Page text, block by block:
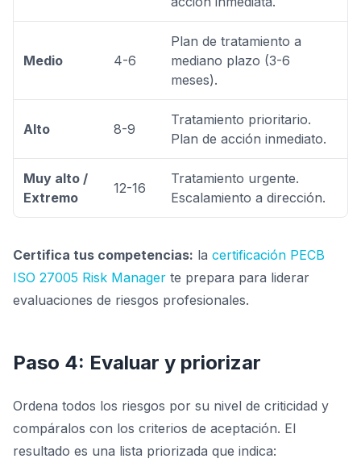
Medio 4-6
Plan de tratamiento a
mediano plazo (3-6
meses).
Alto 8-9
Tratamiento prioritario.
Plan de acción inmediato.
Muy alto /
Extremo
12-16
Tratamiento urgente.
Escalamiento a dirección.
Certifica tus competencias: la certificación PECB
ISO 27005 Risk Manager te prepara para liderar
evaluaciones de riesgos profesionales.
Paso 4: Evaluar y priorizar
Ordena todos los riesgos por su nivel de criticidad y
compáralos con los criterios de aceptación. El
resultado es una lista priorizada que indica: